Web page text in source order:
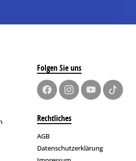
Folgen Sie uns
Rechtliches
AGB
Datenschutzerklärung